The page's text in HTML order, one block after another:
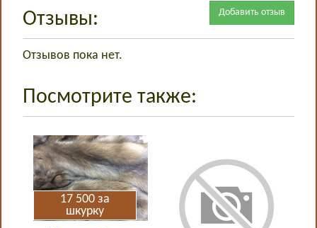
Отзывы: Добавить отзыв
Отзывов пока нет.
Посмотрите также:
17 500 за
шкурку